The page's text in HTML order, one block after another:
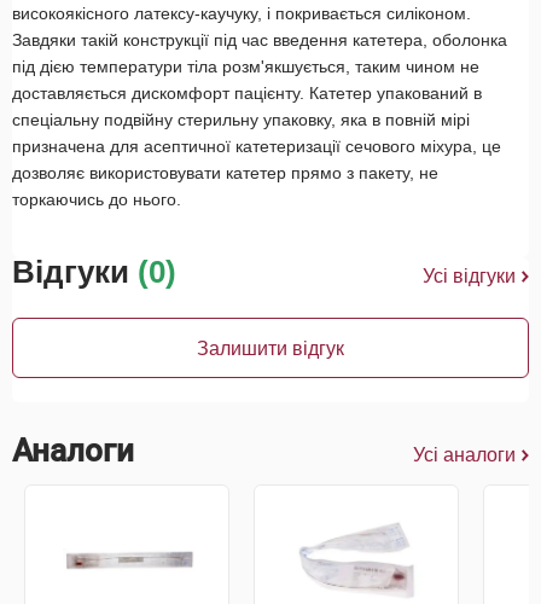
високоякісного латексу-каучуку, і покривається силіконом.
Завдяки такій конструкції під час введення катетера, оболонка
під дією температури тіла розм'якшується, таким чином не
доставляється дискомфорт пацієнту. Катетер упакований в
спеціальну подвійну стерильну упаковку, яка в повній мірі
призначена для асептичної катетеризації сечового міхура, це
дозволяє використовувати катетер прямо з пакету, не
торкаючись до нього.
Відгуки (0) Усі відгуки
Залишити відгук
Аналоги Усі аналоги